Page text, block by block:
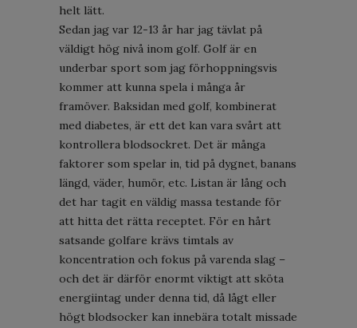
helt lätt.
Sedan jag var 12-13 år har jag tävlat på
väldigt hög nivå inom golf. Golf är en
underbar sport som jag förhoppningsvis
kommer att kunna spela i många år
framöver. Baksidan med golf, kombinerat
med diabetes, är ett det kan vara svårt att
kontrollera blodsockret. Det är många
faktorer som spelar in, tid på dygnet, banans
längd, väder, humör, etc. Listan är lång och
det har tagit en väldig massa testande för
att hitta det rätta receptet. För en hårt
satsande golfare krävs timtals av
koncentration och fokus på varenda slag –
och det är därför enormt viktigt att sköta
energiintag under denna tid, då lågt eller
högt blodsocker kan innebära totalt missade